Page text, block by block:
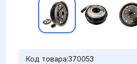
Код товара:370053